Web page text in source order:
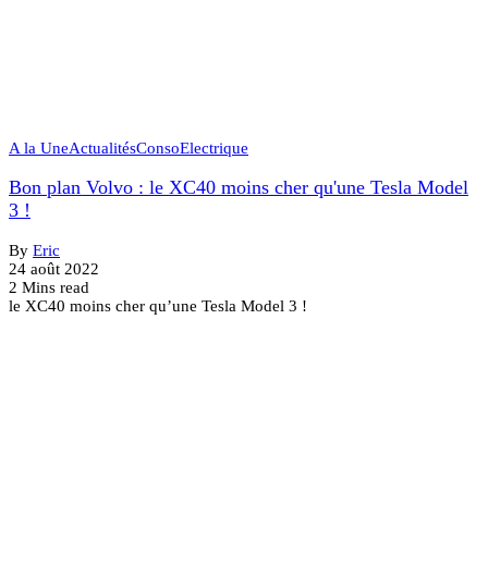
A la UneActualitésConsoElectrique
Bon plan Volvo : le XC40 moins cher qu'une Tesla Model
3 !
By Eric
24 août 2022
2 Mins read
le XC40 moins cher qu’une Tesla Model 3 !